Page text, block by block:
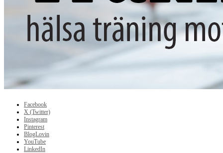
Facebook
X (Twitter)
Instagram
Pinterest
BlogLovin
YouTube
LinkedIn